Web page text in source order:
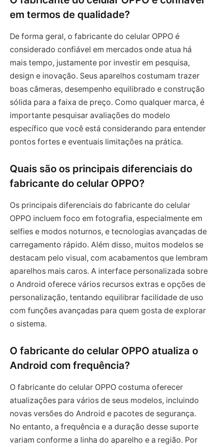
em termos de qualidade?
De forma geral, o fabricante do celular OPPO é
considerado confiável em mercados onde atua há
mais tempo, justamente por investir em pesquisa,
design e inovação. Seus aparelhos costumam trazer
boas câmeras, desempenho equilibrado e construção
sólida para a faixa de preço. Como qualquer marca, é
importante pesquisar avaliações do modelo
específico que você está considerando para entender
pontos fortes e eventuais limitações na prática.
Quais são os principais diferenciais do
fabricante do celular OPPO?
Os principais diferenciais do fabricante do celular
OPPO incluem foco em fotografia, especialmente em
selfies e modos noturnos, e tecnologias avançadas de
carregamento rápido. Além disso, muitos modelos se
destacam pelo visual, com acabamentos que lembram
aparelhos mais caros. A interface personalizada sobre
o Android oferece vários recursos extras e opções de
personalização, tentando equilibrar facilidade de uso
com funções avançadas para quem gosta de explorar
o sistema.
O fabricante do celular OPPO atualiza o
Android com frequência?
O fabricante do celular OPPO costuma oferecer
atualizações para vários de seus modelos, incluindo
novas versões do Android e pacotes de segurança.
No entanto, a frequência e a duração desse suporte
variam conforme a linha do aparelho e a região. Por